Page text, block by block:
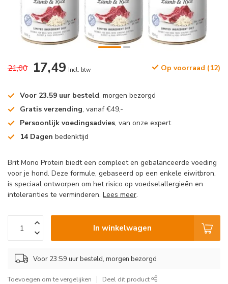
21,00 17,49 Incl. btw Op voorraad (12)
Voor 23.59 uur besteld, morgen bezorgd
Gratis verzending, vanaf €49,-
Persoonlijk voedingsadvies, van onze expert
14 Dagen bedenktijd
Brit Mono Protein biedt een compleet en gebalanceerde voeding
voor je hond. Deze formule, gebaseerd op een enkele eiwitbron,
is speciaal ontworpen om het risico op voedselallergieën en
intoleranties te verminderen. Lees meer.
In winkelwagen
Voor 23:59 uur besteld, morgen bezorgd
Toevoegen om te vergelijken Deel dit product